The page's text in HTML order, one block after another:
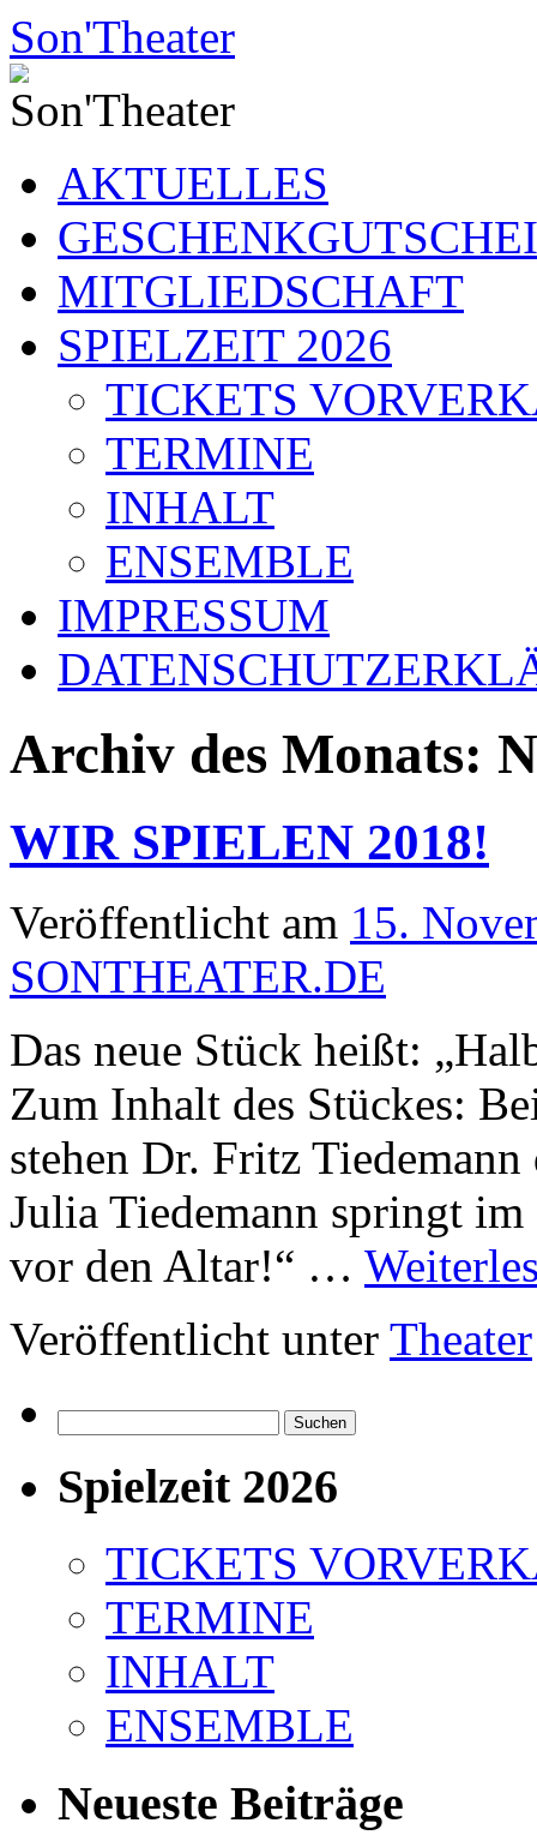
Zum
Inhalt
springen
Son'Theater
AKTUELLES
MITGLIEDSCHAFT
SPIELZEIT 2026
TICKETS
TERMINE
INHALT
ENSEMBLE
IMPRESSUM
Archiv des Monats:
WIR SPIELEN 2018!
Veröffentlicht am 15.
SONTHEATER.DE
Das neue Stück heißt:
Zum Inhalt des Stückes:
stehen Dr. Fritz
Julia Tiedemann springt
vor den Altar!“ …
Veröffentlicht unter Theater
nach:
Spielzeit 2026
TICKETS
TERMINE
INHALT
ENSEMBLE
Neueste Beiträge